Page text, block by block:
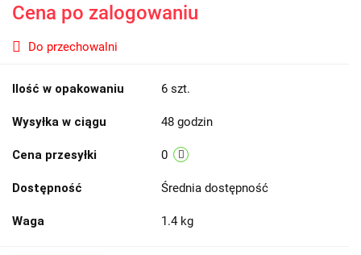
Cena po zalogowaniu
Do przechowalni
Ilość w opakowaniu 6 szt.
Wysyłka w ciągu 48 godzin
Cena przesyłki 0
Dostępność Średnia dostępność
Waga 1.4 kg